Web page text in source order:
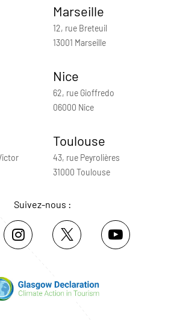
Marseille
12, rue Breteuil
13001 Marseille
Nice
62, rue Gioffredo
06000 Nice
Toulouse
43, rue Peyrolières
31000 Toulouse
Suivez-nous :